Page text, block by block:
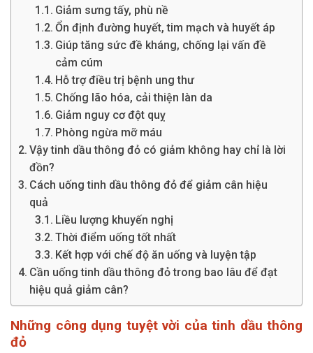
Giảm sưng tấy, phù nề
Ổn định đường huyết, tim mạch và huyết áp
Giúp tăng sức đề kháng, chống lại vấn đề
cảm cúm
Hỗ trợ điều trị bệnh ung thư
Chống lão hóa, cải thiện làn da
Giảm nguy cơ đột quỵ
Phòng ngừa mỡ máu
Vậy tinh dầu thông đỏ có giảm không hay chỉ là lời
đồn?
Cách uống tinh dầu thông đỏ để giảm cân hiệu
quả
Liều lượng khuyến nghị
Thời điểm uống tốt nhất
Kết hợp với chế độ ăn uống và luyện tập
Cần uống tinh dầu thông đỏ trong bao lâu để đạt
hiệu quả giảm cân?
Những công dụng tuyệt vời của tinh dầu thông
đỏ